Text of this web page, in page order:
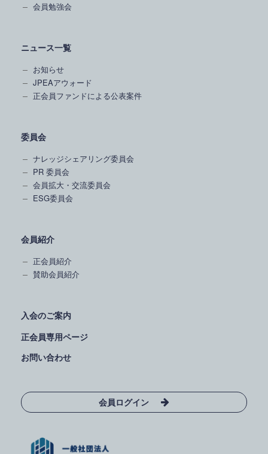
会員勉強会
ニュース一覧
お知らせ
JPEAアウォード
正会員ファンドによる公表案件
委員会
ナレッジシェアリング委員会
PR 委員会
会員拡大・交流委員会
ESG委員会
会員紹介
正会員紹介
賛助会員紹介
入会のご案内
正会員専用ページ
お問い合わせ
会員ログイン